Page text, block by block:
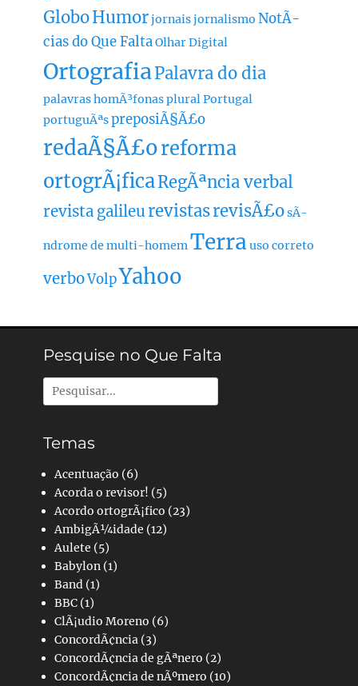
GloboHumorjornaisjornalismo NotÃ­
cias do Que FaltaOlhar Digital
OrtografiaPalavra do dia
palavras homÃ³fonaspluralPortugal
portuguÃªspreposiÃ§Ã£o
redaÃ§Ã£oreforma
ortogrÃ¡ficaRegÃªncia verbal
revista galileurevistasrevisÃ£osÃ­
ndrome de multi-homemTerra uso correto
verboVolpYahoo
Pesquise no Que Falta
Pesquisar
por:
Temas
Acentuação (6)
Acorda o revisor! (5)
Acordo ortogrÃ¡fico (23)
AmbigÃ¼idade (12)
Aulete (5)
Babylon (1)
Band (1)
BBC (1)
ClÃ¡udio Moreno (6)
ConcordÃ¢ncia (3)
ConcordÃ¢ncia de gÃªnero (2)
ConcordÃ¢ncia de nÃºmero (10)